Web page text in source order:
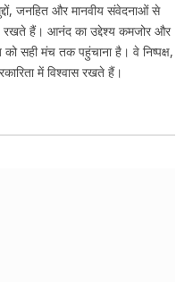
जनहित और मानवीय संवेदनाओं से
रखते हैं। आनंद का उद्देश्य कमजोर और
सही मंच तक पहुंचाना है। वे निष्पक्ष,
में विश्वास रखते हैं।